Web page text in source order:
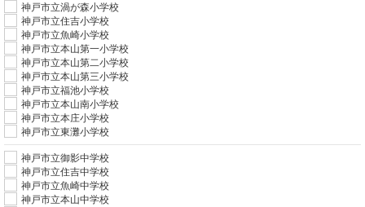
神戸市立渦が森小学校
神戸市立住吉小学校
神戸市立魚崎小学校
神戸市立本山第一小学校
神戸市立本山第二小学校
神戸市立本山第三小学校
神戸市立福池小学校
神戸市立本山南小学校
神戸市立本庄小学校
神戸市立東灘小学校
神戸市立御影中学校
神戸市立住吉中学校
神戸市立魚崎中学校
神戸市立本山中学校